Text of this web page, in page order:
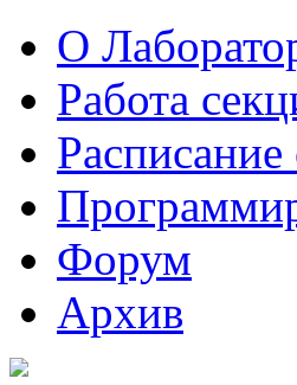
О
Работа
Форум
Архив